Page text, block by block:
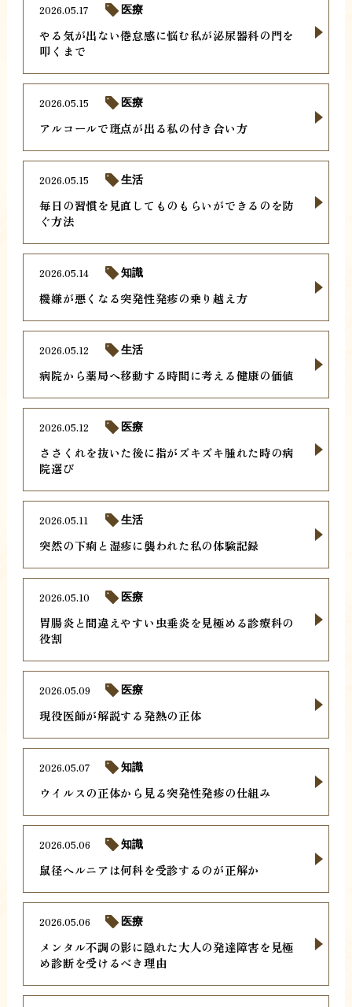
やる気が出ない倦怠感に悩む私が泌尿器科の門を
叩くまで
2026.05.17 医療
アルコールで斑点が出る私の付き合い方
2026.05.15 医療
毎日の習慣を見直してものもらいができるのを防
ぐ方法
2026.05.15 生活
機嫌が悪くなる突発性発疹の乗り越え方
2026.05.14 知識
病院から薬局へ移動する時間に考える健康の価値
2026.05.12 生活
ささくれを抜いた後に指がズキズキ腫れた時の病
院選び
2026.05.12 医療
突然の下痢と湿疹に襲われた私の体験記録
2026.05.11 生活
胃腸炎と間違えやすい虫垂炎を見極める診療科の
役割
2026.05.10 医療
現役医師が解説する発熱の正体
2026.05.09 医療
ウイルスの正体から見る突発性発疹の仕組み
2026.05.07 知識
鼠径ヘルニアは何科を受診するのが正解か
2026.05.06 知識
メンタル不調の影に隠れた大人の発達障害を見極
め診断を受けるべき理由
2026.05.06 医療